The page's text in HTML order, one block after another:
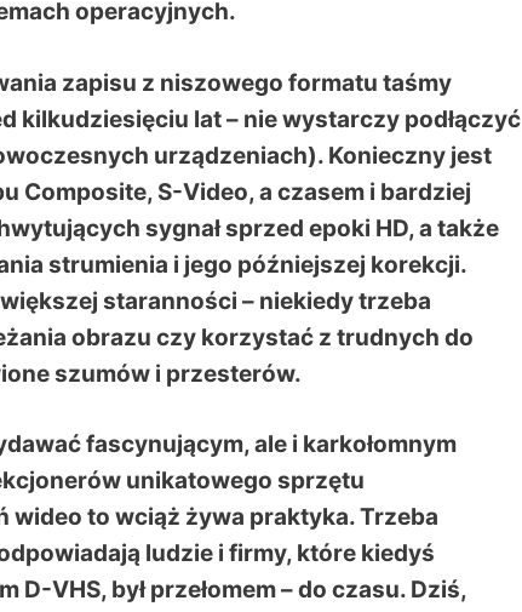
operacyjnych.
zapisu z niszowego formatu taśmy
lat – nie wystarczy podłączyć
urządzeniach). Konieczny jest
S-Video, a czasem i bardziej
sygnał sprzed epoki HD, a także
strumienia i jego późniejszej korekcji.
staranności – niekiedy trzeba
obrazu czy korzystać z trudnych do
szumów i przesterów.
fascynującym, ale i karkołomnym
unikatowego sprzętu
to wciąż żywa praktyka. Trzeba
ludzie i firmy, które kiedyś
D-VHS, był przełomem – do czasu. Dziś,